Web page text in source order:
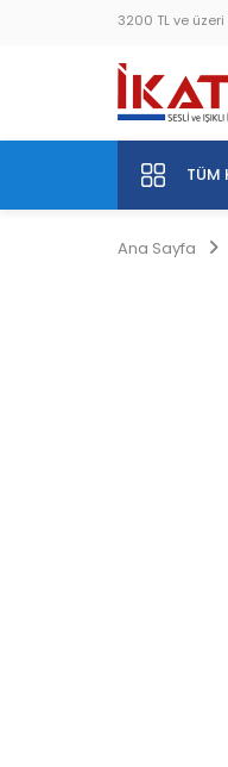
3200 TL ve
TÜM
Ana Sayfa